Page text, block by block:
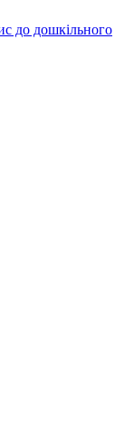
до дошкільного